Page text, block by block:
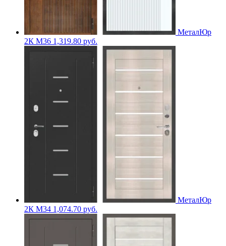
МеталЮр
2К M36 1,319.80 руб.
МеталЮр
2К M34 1,074.70 руб.